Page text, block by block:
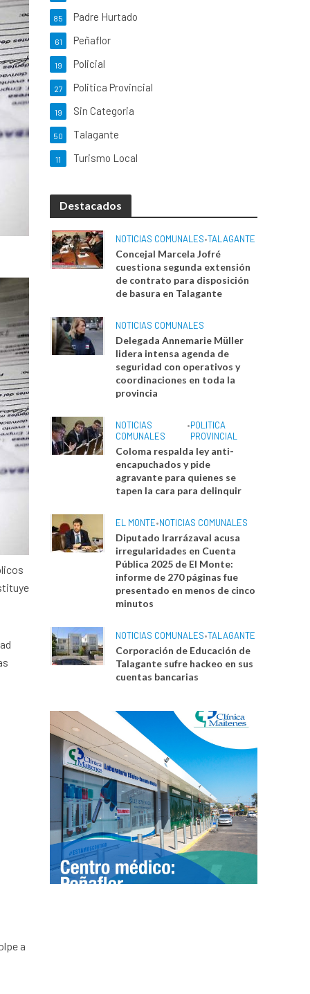
a
Padre Hurtado
85
Peñaflor
61
Policial
19
Politica Provincial
27
Sin Categoria
19
Talagante
50
Turismo Local
11
Destacados
NOTICIAS COMUNALES•TALAGANTE
Concejal Marcela Jofré
cuestiona segunda extensión
de contrato para disposición
de basura en Talagante
NOTICIAS COMUNALES
Delegada Annemarie Müller
lidera intensa agenda de
seguridad con operativos y
coordinaciones en toda la
provincia
NOTICIAS
COMUNALES
•POLITICA
PROVINCIAL
Coloma respalda ley anti-
encapuchados y pide
agravante para quienes se
tapen la cara para delinquir
EL MONTE•NOTICIAS COMUNALES
Diputado Irarrázaval acusa
irregularidades en Cuenta
Pública 2025 de El Monte:
informe de 270 páginas fue
presentado en menos de cinco
minutos
NOTICIAS COMUNALES•TALAGANTE
Corporación de Educación de
Talagante sufre hackeo en sus
cuentas bancarias